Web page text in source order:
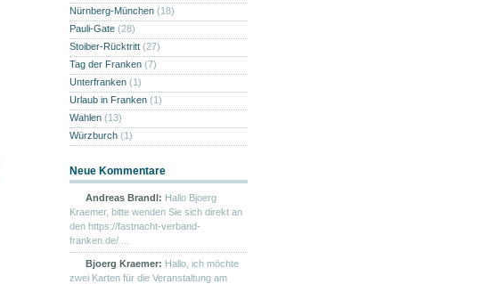
Nürnberg-München (18)
Pauli-Gate (28)
Stoiber-Rücktritt (27)
Tag der Franken (7)
Unterfranken (1)
Urlaub in Franken (1)
Wahlen (13)
Würzburch (1)
Neue Kommentare
Andreas Brandl: Hallo Bjoerg
Kraemer, bitte wenden Sie sich direkt an
den https://fastnacht-verband-
franken.de/ ...
Bjoerg Kraemer: Hallo, ich möchte
zwei Karten für die Veranstaltung am